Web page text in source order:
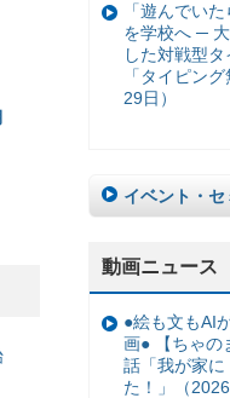
「遊んでい
を学校へ ─
した対戦型
「タイピン
29日）
イベント・
動画ニュース
●絵も文もAI
画● 【ちゃの
話「我が家に
た！」（2026